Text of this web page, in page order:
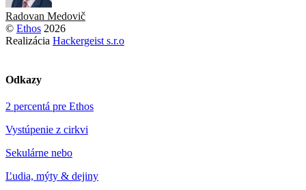
Radovan Medovič
© Ethos 2026
Realizácia Hackergeist s.r.o
Odkazy
2 percentá pre Ethos
Vystúpenie z cirkvi
Sekulárne nebo
Ľudia, mýty & dejiny